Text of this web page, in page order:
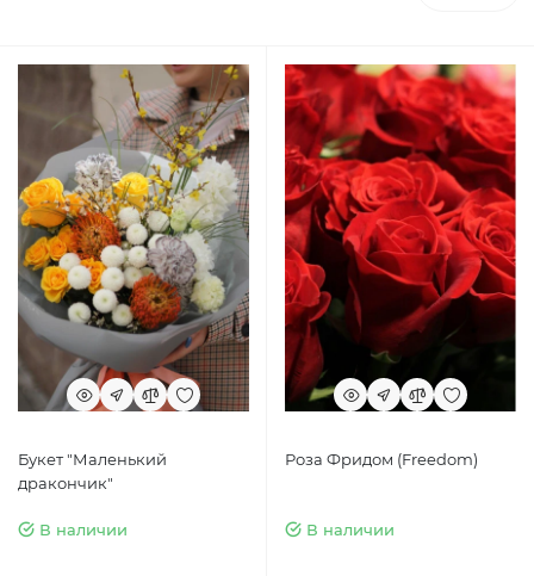
Букет "Маленький
дракончик"
В наличии
Роза Фридом (Freedom)
В наличии